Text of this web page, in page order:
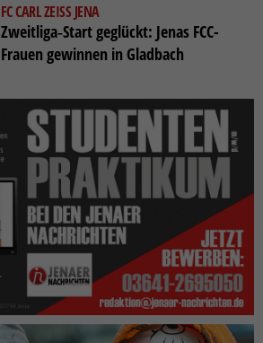
FC CARL ZEISS JENA
Zweitliga‑Start geglückt: Jenas FCC-
Frauen gewinnen in Gladbach